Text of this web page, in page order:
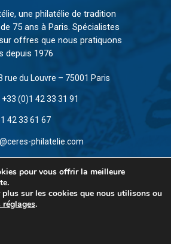
une philatélie de tradition
75 ans à Paris. Spécialistes
offres que nous pratiquons
depuis 1976
rue du Louvre – 75001 Paris
+33 (0)1 42 33 31 91
42 33 61 67
philatelie.com
pour vous offrir la meilleure
sur les cookies que nous utilisons ou
réglages.